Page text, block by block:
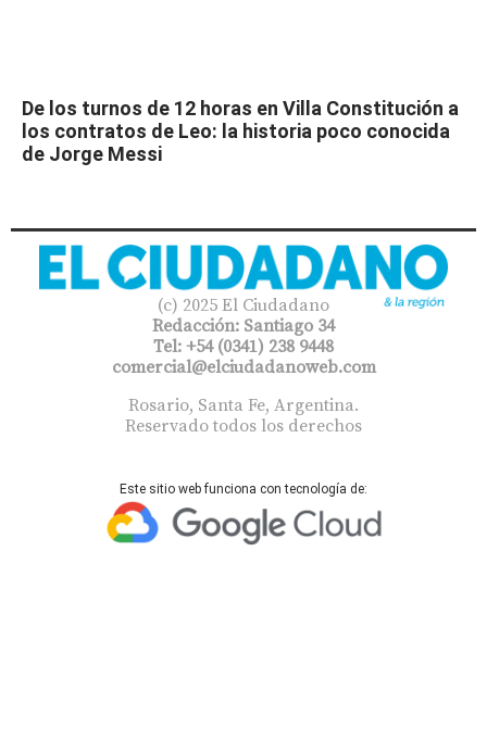
De los turnos de 12 horas en Villa Constitución a
los contratos de Leo: la historia poco conocida
de Jorge Messi
(c) 2025 El Ciudadano
Redacción: Santiago 34
Tel: +54 (0341) 238 9448
comercial@elciudadanoweb.com​
Rosario, Santa Fe, Argentina.
Reservado todos los derechos
Este sitio web funciona con tecnología de: